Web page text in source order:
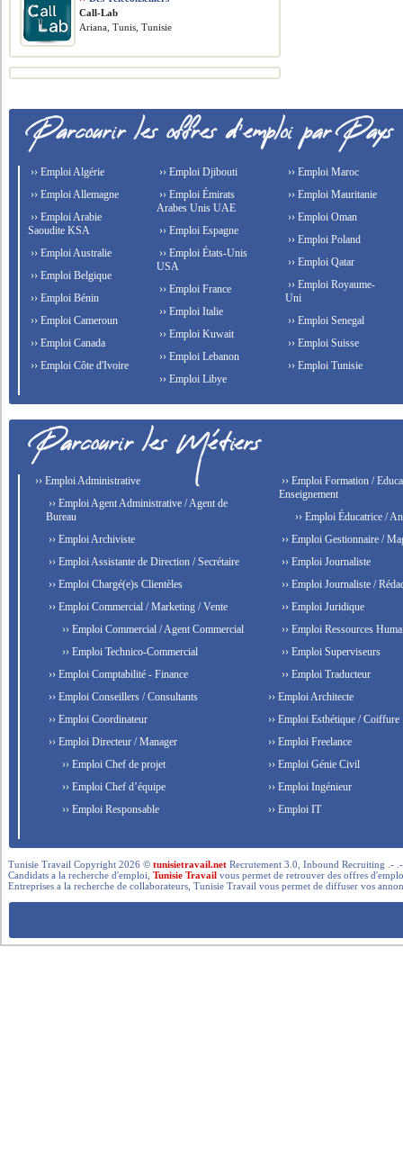
Call-Lab
Ariana, Tunis, Tunisie
›› Emploi Algérie
›› Emploi Allemagne
›› Emploi Arabie
Saoudite KSA
›› Emploi Australie
›› Emploi Belgique
›› Emploi Bénin
›› Emploi Cameroun
›› Emploi Canada
›› Emploi Côte d'Ivoire
›› Emploi Djibouti
›› Emploi Émirats
Arabes Unis UAE
›› Emploi Espagne
›› Emploi États-Unis
USA
›› Emploi France
›› Emploi Italie
›› Emploi Kuwait
›› Emploi Lebanon
›› Emploi Libye
›› Emploi Maroc
›› Emploi Mauritanie
›› Emploi Oman
›› Emploi Poland
›› Emploi Qatar
›› Emploi Royaume-
Uni
›› Emploi Senegal
›› Emploi Suisse
›› Emploi Tunisie
›› Emploi Administrative
›› Emploi Agent Administrative / Agent de
Bureau
›› Emploi Archiviste
›› Emploi Assistante de Direction / Secrétaire
›› Emploi Chargé(e)s Clientèles
›› Emploi Commercial / Marketing / Vente
›› Emploi Commercial / Agent Commercial
›› Emploi Technico-Commercial
›› Emploi Comptabilité - Finance
›› Emploi Conseillers / Consultants
›› Emploi Coordinateur
›› Emploi Directeur / Manager
›› Emploi Chef de projet
›› Emploi Chef d’équipe
›› Emploi Responsable
›› Emploi Formation /
Enseignement
›› Emploi Éducatrice /
›› Emploi Gestionnaire /
›› Emploi Journaliste
›› Emploi Journaliste /
›› Emploi Juridique
›› Emploi Ressources
›› Emploi Superviseurs
›› Emploi Traducteur
›› Emploi Architecte
›› Emploi Esthétique / Coiffure
›› Emploi Freelance
›› Emploi Génie Civil
›› Emploi Ingénieur
›› Emploi IT
Tunisie Travail Copyright 2026 ©tunisietravail.net Recrutement 3.0, Inbound Recruiting .-
Candidats a la recherche d'emploi,Tunisie Travail vous permet de retrouver des offres
Entreprises a la recherche de collaborateurs, Tunisie Travail vous permet de diffuser vos